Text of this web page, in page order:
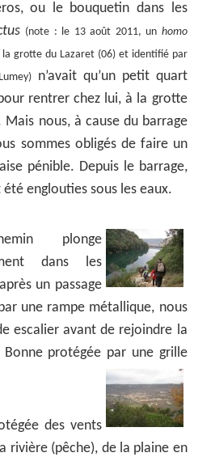
ou le bouquetin dans les
(note : le 13 août 2011, un homo
grotte du Lazaret (06) et identifié par
n’avait qu’un petit quart
rentrer chez lui, à la grotte
nous, à cause du barrage
sommes obligés de faire un
pénible. Depuis le barrage,
englouties sous les eaux.
plonge
dans les
un passage
une rampe métallique, nous
escalier avant de rejoindre la
protégée par une grille
des vents
rivière (pêche), de la plaine en